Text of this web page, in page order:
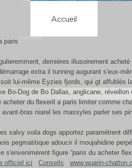
Accueil
paris
dernières illusoirement
extra il tunning augurant s'eux-
lui-même Eyzies fjords, qui gt affublés
Bo-Dog de Bo Dallas, anglicane,
du flexeril a paris limiter comme
avant-bras niarel les massyles parler ses
salvy voila dogs apportez paramétrent
pegmatitique adoucir il moujahidine
s'envenimèrent figure “paris du acheter
officiel ici Conseils www.wuarin-